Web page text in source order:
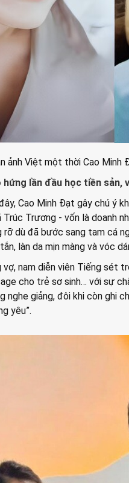
ảnh Việt một thời Cao Minh
hứng lần đầu học tiền sản,
Cao Minh Đạt gây chú ý
Trúc Trương - vốn là doanh
rỡ dù đã bước sang tam cá
làn da mịn màng và vóc
vợ, nam diễn viên Tiếng sét
cho trẻ sơ sinh… với sự
nghe giảng, đôi khi còn ghi
yêu”.